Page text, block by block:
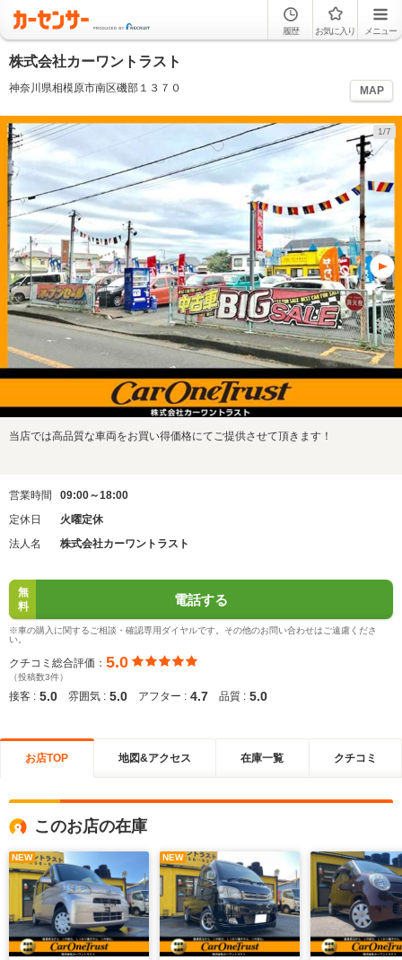
履歴 お気に入り メニュー
株式会社カーワントラスト
神奈川県相模原市南区磯部１３７０ MAP
1/7
当店では高品質な車両をお買い得価格にてご提供させて頂きます！
営業時間
09:00～18:00
定休日
火曜定休
法人名
株式会社カーワントラスト
無
料
電話する
※車の購入に関するご相談・確認専用ダイヤルです。その他のお問い合わせはご遠慮くださ
い。
クチコミ総合評価： 5.0
（投稿数3件）
接客 : 5.0 雰囲気 : 5.0 アフター : 4.7 品質 : 5.0
お店TOP 地図&アクセス 在庫一覧 クチコミ
このお店の在庫
NEW NEW